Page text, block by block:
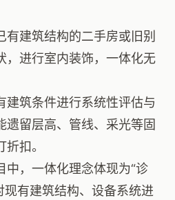
有建筑结构的二手房或旧别
，进行室内装饰，一体化无
建筑条件进行系统性评估与
遗留层高、管线、采光等固
扣。
中，一体化理念体现为“诊
现有建筑结构、设备系统进